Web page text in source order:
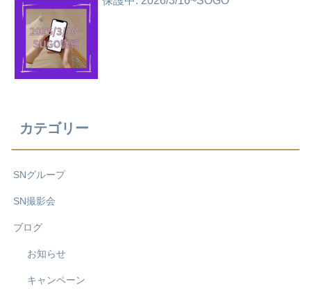
カテゴリー
SNグループ
SN撮影会
ブログ
お知らせ
キャンペーン